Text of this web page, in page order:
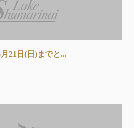
21日(日)までと...